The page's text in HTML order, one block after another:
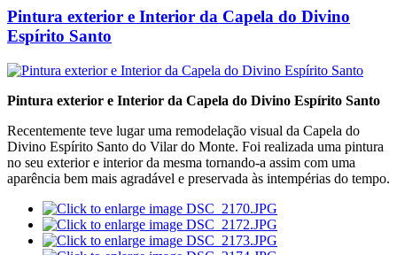
Pintura exterior e Interior da Capela do Divino
Espírito Santo
Pintura exterior e Interior da Capela do Divino Espírito Santo
Recentemente teve lugar uma remodelação visual da Capela do
Divino Espírito Santo do Vilar do Monte. Foi realizada uma pintura
no seu exterior e interior da mesma tornando-a assim com uma
aparência bem mais agradável e preservada às intempérias do tempo.